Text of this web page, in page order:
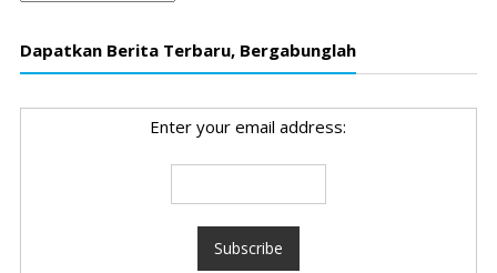
Dapatkan Berita Terbaru, Bergabunglah
Enter your email address: